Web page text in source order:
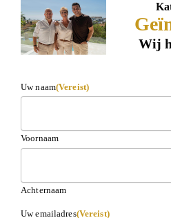
Wij
Uw naam(Vereist)
Voornaam
Achternaam
Uw emailadres(Vereist)